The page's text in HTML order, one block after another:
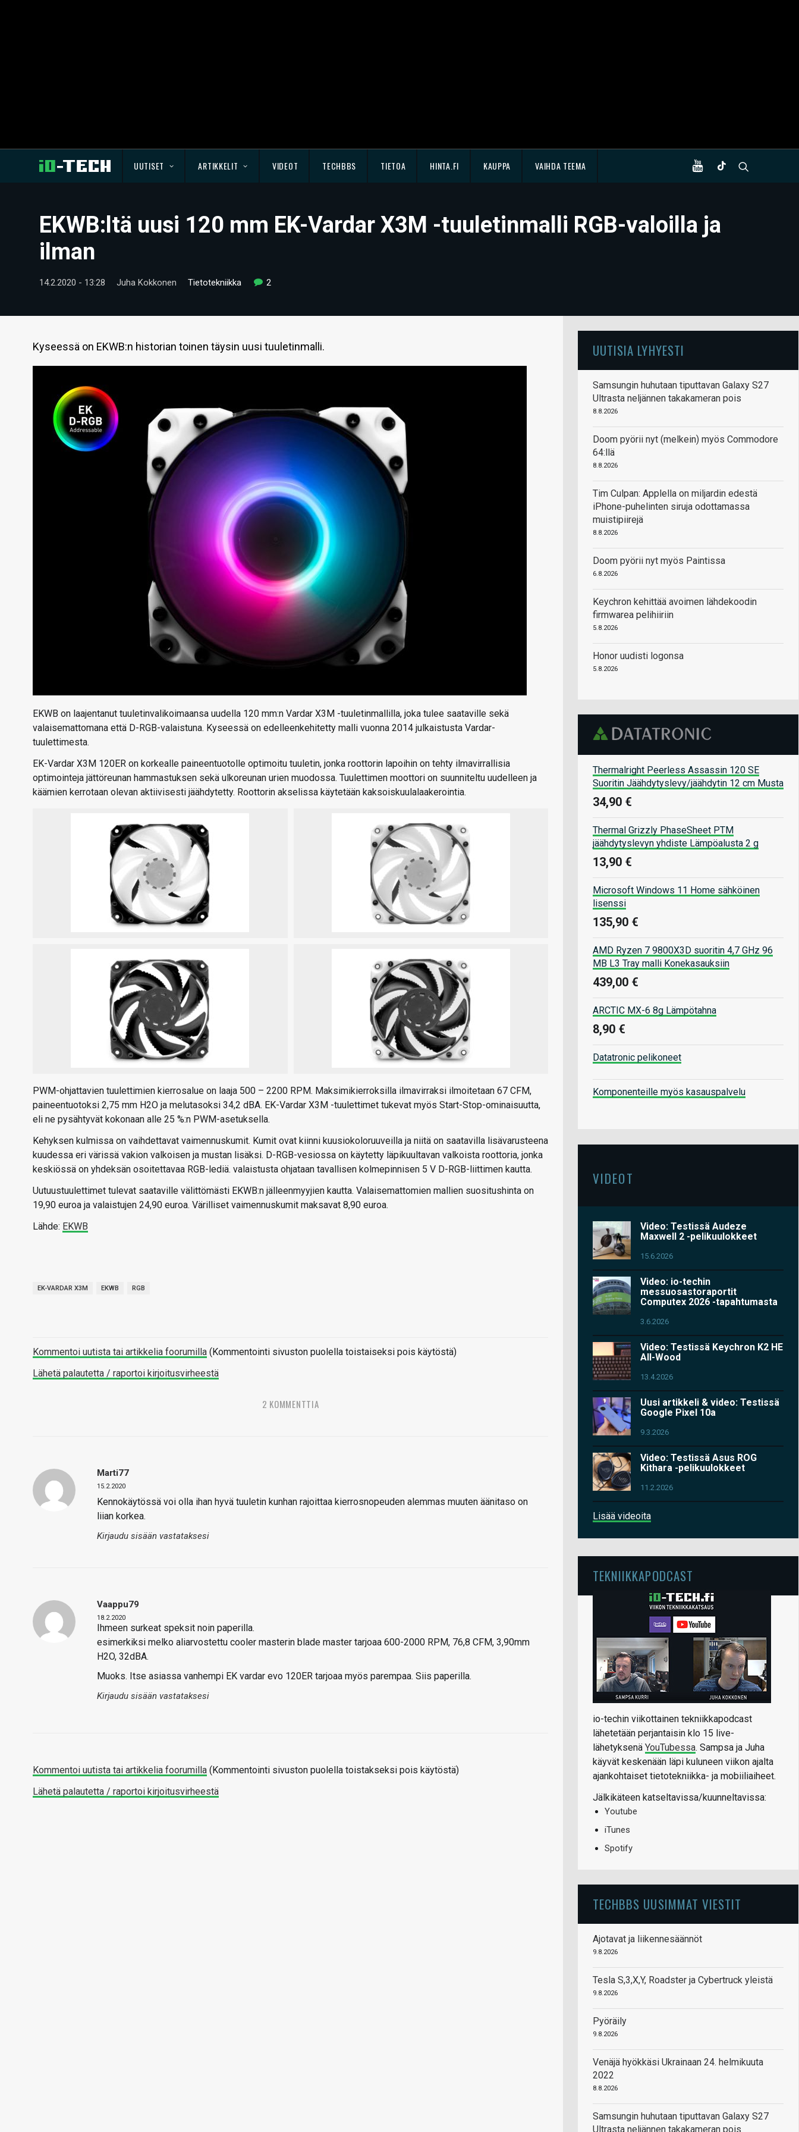
UUTISET ARTIKKELIT VIDEOT TECHBBS TIETOA HINTA.FI KAUPPA VAIHDA TEEMA
EKWB:ltä uusi 120 mm EK-Vardar X3M -tuuletinmalli RGB-valoilla ja
ilman
14.2.2020 - 13:28 Juha Kokkonen Tietotekniikka 2
Kyseessä on EKWB:n historian toinen täysin uusi tuuletinmalli.
EKWB on laajentanut tuuletinvalikoimaansa uudella 120 mm:n Vardar X3M -tuuletinmallilla, joka tulee saataville sekä
valaisemattomana että D-RGB-valaistuna. Kyseessä on edelleenkehitetty malli vuonna 2014 julkaistusta Vardar-
tuulettimesta.
EK-Vardar X3M 120ER on korkealle paineentuotolle optimoitu tuuletin, jonka roottorin lapoihin on tehty ilmavirrallisia
optimointeja jättöreunan hammastuksen sekä ulkoreunan urien muodossa. Tuulettimen moottori on suunniteltu uudelleen ja
käämien kerrotaan olevan aktiivisesti jäähdytetty. Roottorin akselissa käytetään kaksoiskuulalaakerointia.
PWM-ohjattavien tuulettimien kierrosalue on laaja 500 – 2200 RPM. Maksimikierroksilla ilmavirraksi ilmoitetaan 67 CFM,
paineentuotoksi 2,75 mm H2O ja melutasoksi 34,2 dBA. EK-Vardar X3M -tuulettimet tukevat myös Start-Stop-ominaisuutta,
eli ne pysähtyvät kokonaan alle 25 %:n PWM-asetuksella.
Kehyksen kulmissa on vaihdettavat vaimennuskumit. Kumit ovat kiinni kuusiokoloruuveilla ja niitä on saatavilla lisävarusteena
kuudessa eri värissä vakion valkoisen ja mustan lisäksi. D-RGB-vesiossa on käytetty läpikuultavan valkoista roottoria, jonka
keskiössä on yhdeksän osoitettavaa RGB-lediä. valaistusta ohjataan tavallisen kolmepinnisen 5 V D-RGB-liittimen kautta.
Uutuustuulettimet tulevat saataville välittömästi EKWB:n jälleenmyyjien kautta. Valaisemattomien mallien suositushinta on
19,90 euroa ja valaistujen 24,90 euroa. Värilliset vaimennuskumit maksavat 8,90 euroa.
Lähde: EKWB
EK-VARDAR X3M EKWB RGB
Kommentoi uutista tai artikkelia foorumilla (Kommentointi sivuston puolella toistaiseksi pois käytöstä)
Lähetä palautetta / raportoi kirjoitusvirheestä
2 KOMMENTTIA
Marti77
15.2.2020
Kennokäytössä voi olla ihan hyvä tuuletin kunhan rajoittaa kierrosnopeuden alemmas muuten äänitaso on
liian korkea.
Kirjaudu sisään vastataksesi
Vaappu79
18.2.2020
Ihmeen surkeat speksit noin paperilla.
esimerkiksi melko aliarvostettu cooler masterin blade master tarjoaa 600-2000 RPM, 76,8 CFM, 3,90mm
H2O, 32dBA.
Muoks. Itse asiassa vanhempi EK vardar evo 120ER tarjoaa myös parempaa. Siis paperilla.
Kirjaudu sisään vastataksesi
Kommentoi uutista tai artikkelia foorumilla (Kommentointi sivuston puolella toistakseksi pois käytöstä)
Lähetä palautetta / raportoi kirjoitusvirheestä
UUTISIA LYHYESTI
Samsungin huhutaan tiputtavan Galaxy S27
Ultrasta neljännen takakameran pois
8.8.2026
Doom pyörii nyt (melkein) myös Commodore
64:llä
8.8.2026
Tim Culpan: Applella on miljardin edestä
iPhone-puhelinten siruja odottamassa
muistipiirejä
8.8.2026
Doom pyörii nyt myös Paintissa
6.8.2026
Keychron kehittää avoimen lähdekoodin
firmwarea pelihiiriin
5.8.2026
Honor uudisti logonsa
5.8.2026
Thermalright Peerless Assassin 120 SE
Suoritin Jäähdytyslevy/jäähdytin 12 cm Musta
34,90 €
Thermal Grizzly PhaseSheet PTM
jäähdytyslevyn yhdiste Lämpöalusta 2 g
13,90 €
Microsoft Windows 11 Home sähköinen
lisenssi
135,90 €
AMD Ryzen 7 9800X3D suoritin 4,7 GHz 96
MB L3 Tray malli Konekasauksiin
439,00 €
ARCTIC MX-6 8g Lämpötahna
8,90 €
Datatronic pelikoneet
Komponenteille myös kasauspalvelu
VIDEOT
Video: Testissä Audeze
Maxwell 2 -pelikuulokkeet
15.6.2026
Video: io-techin
messuosastoraportit
Computex 2026 -tapahtumasta
3.6.2026
Video: Testissä Keychron K2 HE
All-Wood
13.4.2026
Uusi artikkeli & video: Testissä
Google Pixel 10a
9.3.2026
Video: Testissä Asus ROG
Kithara -pelikuulokkeet
11.2.2026
Lisää videoita
TEKNIIKKAPODCAST
io-techin viikottainen tekniikkapodcast
lähetetään perjantaisin klo 15 live-
lähetyksenä YouTubessa. Sampsa ja Juha
käyvät keskenään läpi kuluneen viikon ajalta
ajankohtaiset tietotekniikka- ja mobiiliaiheet.
Jälkikäteen katseltavissa/kuunneltavissa:
Youtube
iTunes
Spotify
TECHBBS UUSIMMAT VIESTIT
Ajotavat ja liikennesäännöt
9.8.2026
Tesla S,3,X,Y, Roadster ja Cybertruck yleistä
9.8.2026
Pyöräily
9.8.2026
Venäjä hyökkäsi Ukrainaan 24. helmikuuta
2022
8.8.2026
Samsungin huhutaan tiputtavan Galaxy S27
Ultrasta neljännen takakameran pois